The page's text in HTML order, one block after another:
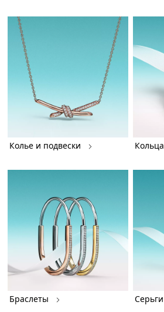
Колье и подвески Кольца
Браслеты Серьги